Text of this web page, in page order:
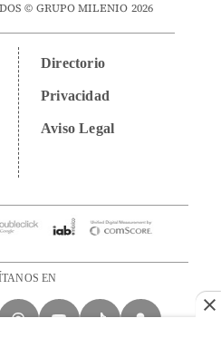
© GRUPO MILENIO 2026
Directorio
Privacidad
Aviso Legal
EN